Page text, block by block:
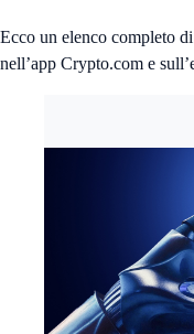
Ecco un elenco completo
nell’app Crypto.com e